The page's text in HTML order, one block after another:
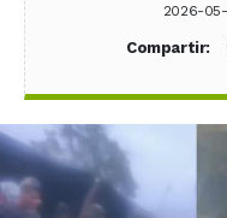
2026-
Compartir: